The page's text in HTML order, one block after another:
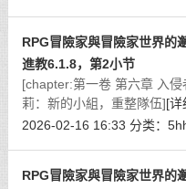
RPG冒險家與冒險家世界的
進教6.1.8，第2小节
[chapter:第一卷 第六章 入
莉：新的小組，重整隊伍][详
2026-02-16 16:33 分类：
RPG冒險家與冒險家世界的